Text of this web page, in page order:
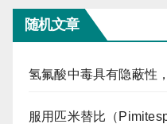
随机文章
氢氟酸中毒具有隐蔽性
服用匹米替比（